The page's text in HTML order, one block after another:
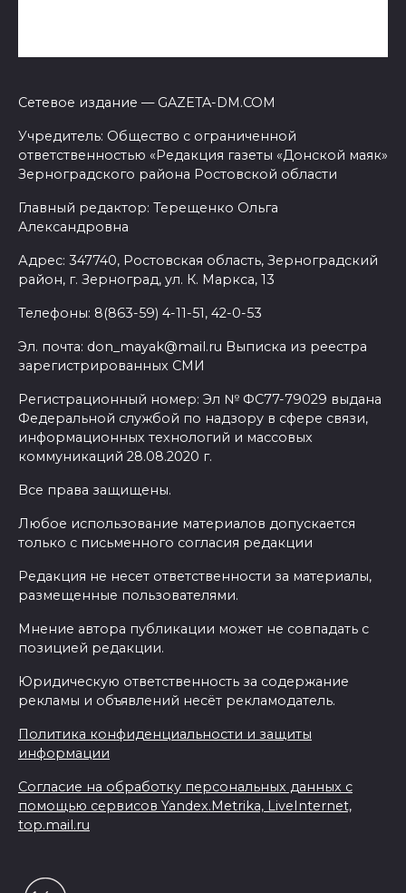
Сетевое издание — GAZETA-DM.COM
Учредитель: Общество с ограниченной
ответственностью «Редакция газеты «Донской маяк»
Зерноградского района Ростовской области
Главный редактор: Терещенко Ольга
Александровна
Адрес: 347740, Ростовская область, Зерноградский
район, г. Зерноград, ул. К. Маркса, 13
Телефоны: 8(863-59) 4-11-51, 42-0-53
Эл. почта: don_mayak@mail.ru Выписка из реестра
зарегистрированных СМИ
Регистрационный номер: Эл № ФС77-79029 выдана
Федеральной службой по надзору в сфере связи,
информационных технологий и массовых
коммуникаций 28.08.2020 г.
Все права защищены.
Любое использование материалов допускается
только с письменного согласия редакции
Редакция не несет ответственности за материалы,
размещенные пользователями.
Мнение автора публикации может не совпадать с
позицией редакции.
Юридическую ответственность за содержание
рекламы и объявлений несёт рекламодатель.
Политика конфиденциальности и защиты
информации
Согласие на обработку персональных данных с
помощью сервисов Yandex.Metrika, LiveInternet,
top.mail.ru